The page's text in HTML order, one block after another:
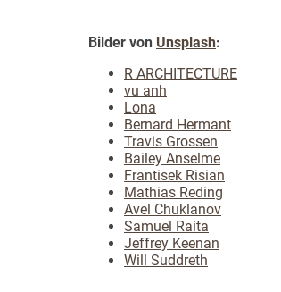
Bilder von Unsplash:
R ARCHITECTURE
vu anh
Lona
Bernard Hermant
Travis Grossen
Bailey Anselme
Frantisek Risian
Mathias Reding
Avel Chuklanov
Samuel Raita
Jeffrey Keenan
Will Suddreth